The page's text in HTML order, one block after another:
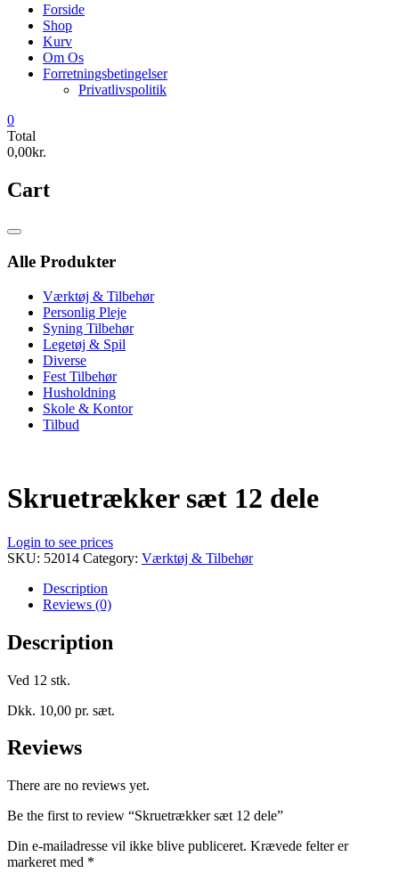
Forside
Shop
Kurv
Om Os
Forretningsbetingelser
Privatlivspolitik
0
Total
0,00kr.
Cart
Catalog
Alle Produkter
Værktøj & Tilbehør
Personlig Pleje
Syning Tilbehør
Legetøj & Spil
Diverse
Fest Tilbehør
Husholdning
Skole & Kontor
Tilbud
Skruetrækker sæt 12 dele
Login to see prices
SKU: 52014 Category: Værktøj & Tilbehør
Description
Reviews (0)
Description
Ved 12 stk.
Dkk. 10,00 pr. sæt.
Reviews
There are no reviews yet.
Be the first to review “Skruetrækker sæt 12 dele”
Din e-mailadresse vil ikke blive publiceret. Krævede felter er
markeret med *